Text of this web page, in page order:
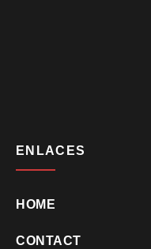
ENLACES
HOME
CONTACT